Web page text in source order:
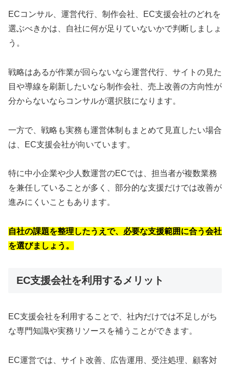
ECコンサル、運営代行、制作会社、EC支援会社のどれを
選ぶべきかは、自社に何が足りていないかで判断しましょ
う。
戦略はあるが作業が回らないなら運営代行、サイトの見た
目や導線を刷新したいなら制作会社、売上改善の方向性が
分からないならコンサルが選択肢になります。
一方で、戦略も実務も運営体制もまとめて見直したい場合
は、EC支援会社が向いています。
特に中小企業や少人数運営のECでは、担当者が複数業務
を兼任していることが多く、部分的な支援だけでは改善が
進みにくいこともあります。
自社の課題を整理したうえで、必要な支援範囲に合う会社
を選びましょう。
EC支援会社を利用するメリット
EC支援会社を利用することで、社内だけでは不足しがち
な専門知識や実務リソースを補うことができます。
EC運営では、サイト改善、広告運用、受注処理、顧客対